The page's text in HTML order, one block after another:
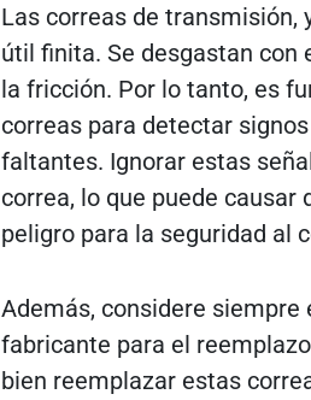
Las correas de transmisión,
útil finita. Se desgastan con
la fricción. Por lo tanto, es
correas para detectar
faltantes. Ignorar estas
correa, lo que puede
peligro para la seguridad al
Además, considere
fabricante para el
bien reemplazar estas